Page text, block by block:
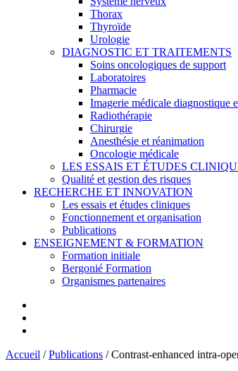
Thorax
Thyroïde
Urologie
DIAGNOSTIC ET TRAITEMENTS
Soins oncologiques de support
Laboratoires
Pharmacie
Imagerie médicale diagnostique
Radiothérapie
Chirurgie
Anesthésie et réanimation
Oncologie médicale
LES ESSAIS ET ÉTUDES
Qualité et gestion des risques
RECHERCHE ET INNOVATION
Les essais et études cliniques
Fonctionnement et organisation
Publications
ENSEIGNEMENT & FORMATION
Formation initiale
Bergonié Formation
Organismes partenaires
Accueil /Publications /Contrast-enhanced intra-